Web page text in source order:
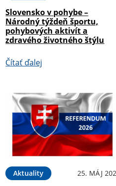
Slovensko v pohybe –
Národný týždeň športu,
pohybových aktivít a
zdravého životného štýlu
Čítať ďalej
Aktuality 25. MÁJ